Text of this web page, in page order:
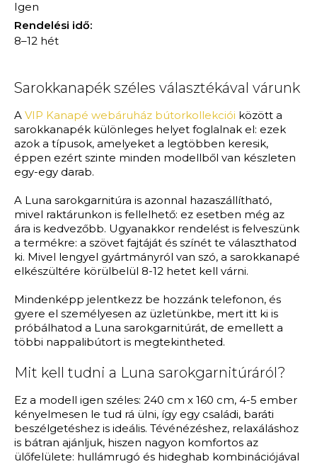
Igen
Rendelési idő:
8–12 hét
Sarokkanapék széles választékával várunk
A VIP Kanapé webáruház bútorkollekciói között a
sarokkanapék különleges helyet foglalnak el: ezek
azok a típusok, amelyeket a legtöbben keresik,
éppen ezért szinte minden modellből van készleten
egy-egy darab.
A Luna sarokgarnitúra is azonnal hazaszállítható,
mivel raktárunkon is fellelhető: ez esetben még az
ára is kedvezőbb. Ugyanakkor rendelést is felveszünk
a termékre: a szövet fajtáját és színét te választhatod
ki. Mivel lengyel gyártmányról van szó, a sarokkanapé
elkészültére körülbelül 8-12 hetet kell várni.
Mindenképp jelentkezz be hozzánk telefonon, és
gyere el személyesen az üzletünkbe, mert itt ki is
próbálhatod a Luna sarokgarnitúrát, de emellett a
többi nappalibútort is megtekintheted.
Mit kell tudni a Luna sarokgarnitúráról?
Ez a modell igen széles: 240 cm x 160 cm, 4-5 ember
kényelmesen le tud rá ülni, így egy családi, baráti
beszélgetéshez is ideális. Tévénézéshez, relaxáláshoz
is bátran ajánljuk, hiszen nagyon komfortos az
ülőfelülete: hullámrugó és hideghab kombinációjával